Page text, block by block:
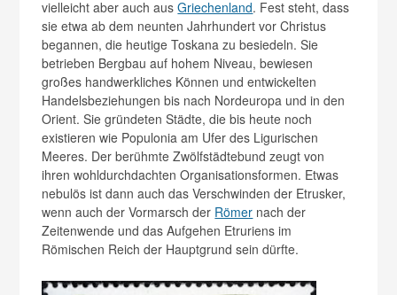
vielleicht aber auch ausGriechenland. Fest steht, dass
sie etwa ab dem neunten Jahrhundert vor Christus
begannen, die heutige Toskana zu besiedeln. Sie
betrieben Bergbau auf hohem Niveau, bewiesen
großes handwerkliches Können und entwickelten
Handelsbeziehungen bis nach Nordeuropa und in den
Orient. Sie gründeten Städte, die bis heute noch
existieren wie Populonia am Ufer des Ligurischen
Meeres. Der berühmte Zwölfstädtebund zeugt von
ihren wohldurchdachten Organisationsformen. Etwas
nebulös ist dann auch das Verschwinden der Etrusker,
wenn auch der Vormarsch der Römer nach der
Zeitenwende und das Aufgehen Etruriens im
Römischen Reich der Hauptgrund sein dürfte.